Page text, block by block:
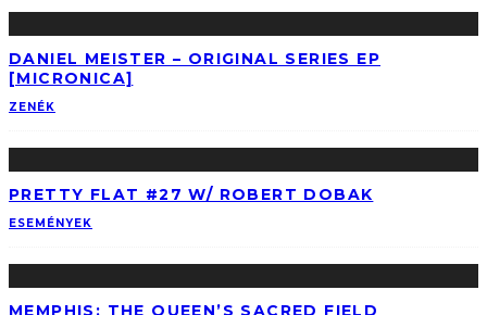
DANIEL MEISTER – ORIGINAL SERIES EP
[MICRONICA]
ZENÉK
PRETTY FLAT #27 W/ ROBERT DOBAK
ESEMÉNYEK
MEMPHIS: THE QUEEN’S SACRED FIELD